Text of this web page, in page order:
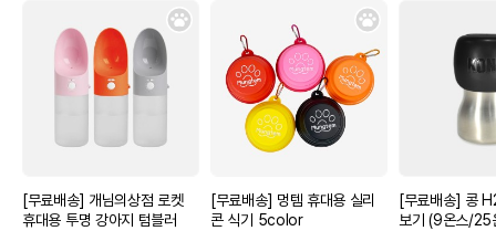
[무료배송] 개님의상점 로켓
휴대용 투명 강아지 텀블러
[무료배송] 멍템 휴대용 실리
콘 식기 5color
[무료배송] 콩
보기 (9온스/25